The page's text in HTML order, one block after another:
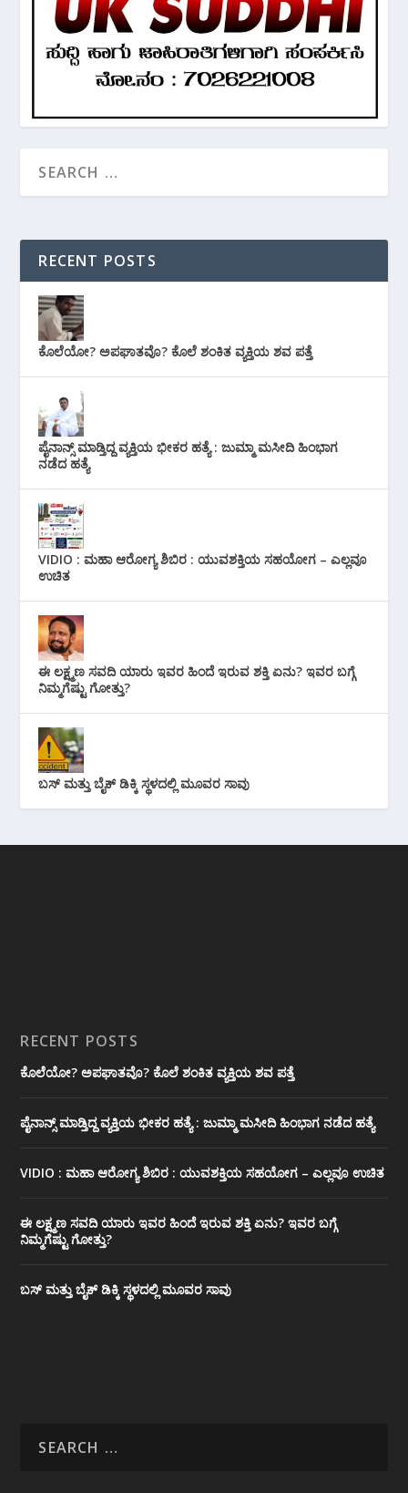
RECENT POSTS
ಕೊಲೆಯೋ? ಅಪಘಾತವೊ? ಕೊಲೆ ಶಂಕಿತ ವ್ಯಕ್ತಿಯ ಶವ ಪತ್ತೆ
ಪೈನಾನ್ಸ್ ಮಾಡ್ತಿದ್ದ ವ್ಯಕ್ತಿಯ ಭೀಕರ‌ ಹತ್ಯೆ : ಜುಮ್ಮಾ ಮಸೀದಿ ಹಿಂಭಾಗ
ನಡೆದ ಹತ್ಯೆ
VIDIO : ಮಹಾ ಆರೋಗ್ಯ ಶಿಬಿರ : ಯುವಶಕ್ತಿಯ ಸಹಯೋಗ – ಎಲ್ಲವೂ
ಉಚಿತ
ಈ ಲಕ್ಷ್ಮಣ ಸವದಿ ಯಾರು ಇವರ ಹಿಂದೆ ಇರುವ ಶಕ್ತಿ ಏನು? ಇವರ ಬಗ್ಗೆ
ನಿಮ್ಮಗೆಷ್ಟು ಗೋತ್ತು?
ಬಸ್ ಮತ್ತು ಬೈಕ್ ಡಿಕ್ಕಿ ಸ್ಥಳದಲ್ಲಿ ಮೂವರ ಸಾವು
RECENT POSTS
ಕೊಲೆಯೋ? ಅಪಘಾತವೊ? ಕೊಲೆ ಶಂಕಿತ ವ್ಯಕ್ತಿಯ ಶವ ಪತ್ತೆ
ಪೈನಾನ್ಸ್ ಮಾಡ್ತಿದ್ದ ವ್ಯಕ್ತಿಯ ಭೀಕರ‌ ಹತ್ಯೆ : ಜುಮ್ಮಾ ಮಸೀದಿ ಹಿಂಭಾಗ ನಡೆದ ಹತ್ಯೆ
VIDIO : ಮಹಾ ಆರೋಗ್ಯ ಶಿಬಿರ : ಯುವಶಕ್ತಿಯ ಸಹಯೋಗ – ಎಲ್ಲವೂ ಉಚಿತ
ಈ ಲಕ್ಷ್ಮಣ ಸವದಿ ಯಾರು ಇವರ ಹಿಂದೆ ಇರುವ ಶಕ್ತಿ ಏನು? ಇವರ ಬಗ್ಗೆ
ನಿಮ್ಮಗೆಷ್ಟು ಗೋತ್ತು?
ಬಸ್ ಮತ್ತು ಬೈಕ್ ಡಿಕ್ಕಿ ಸ್ಥಳದಲ್ಲಿ ಮೂವರ ಸಾವು